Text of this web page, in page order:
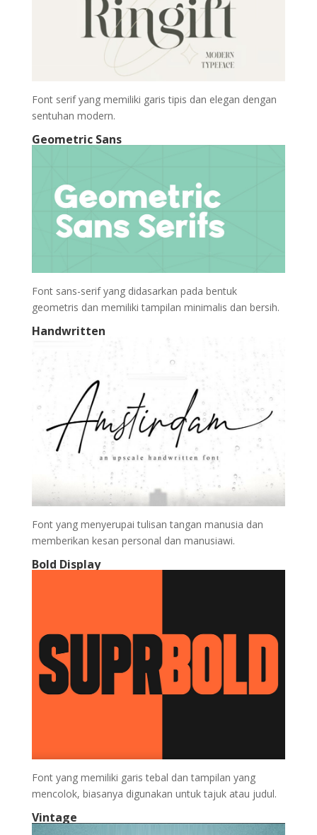
Font serif yang memiliki garis tipis dan elegan dengan
sentuhan modern.
Geometric Sans
Font sans-serif yang didasarkan pada bentuk
geometris dan memiliki tampilan minimalis dan bersih.
Handwritten
Font yang menyerupai tulisan tangan manusia dan
memberikan kesan personal dan manusiawi.
Bold Display
Font yang memiliki garis tebal dan tampilan yang
mencolok, biasanya digunakan untuk tajuk atau judul.
Vintage